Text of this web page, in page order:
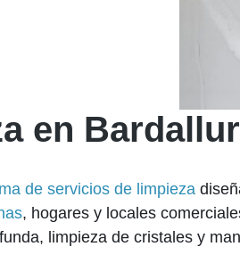
en Bardallur
de servicios de limpieza
, hogares y locales
limpieza de cristales y